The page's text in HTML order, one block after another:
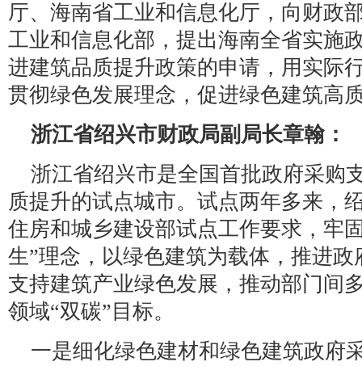
厅、海南省工业和信息化厅，向财政
工业和信息化部，提出海南全省实施
进建筑品质提升政策的申请，用实际
贯彻绿色发展理念，促进绿色建筑高
浙江省绍兴市财政局副局长章翰：
浙江省绍兴市是全国首批政府采购
质提升的试点城市。试点两年多来，
住房和城乡建设部试点工作要求，牢
生”理念，以绿色建筑为载体，推进
支持建筑产业绿色发展，推动部门间
领域“双碳”目标。
一是细化绿色建材和绿色建筑政府